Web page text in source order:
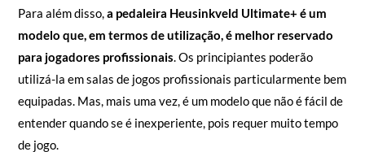
Para além disso,a pedaleira Heusinkveld Ultimate+ é um
modelo que, em termos de utilização, é melhor reservado
para jogadores profissionais. Os principiantes poderão
utilizá-la em salas de jogos profissionais particularmente bem
equipadas. Mas, mais uma vez, é um modelo que não é fácil de
entender quando se é inexperiente, pois requer muito tempo
de jogo.